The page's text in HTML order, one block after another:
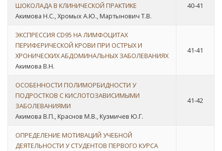
ШОКОЛАДА В КЛИНИЧЕСКОЙ ПРАКТИКЕ
Акимова Н.С., Хромых А.Ю., Мартынович Т.В.
40-41
ЭКСПРЕССИЯ CD95 НА ЛИМФОЦИТАХ
ПЕРИФЕРИЧЕСКОЙ КРОВИ ПРИ ОСТРЫХ И
ХРОНИЧЕСКИХ АБДОМИНАЛЬНЫХ ЗАБОЛЕВАНИЯХ
Акимова В.Н.
41-41
ОСОБЕННОСТИ ПОЛИМОРБИДНОСТИ У
ПОДРОСТКОВ С КИСЛОТОЗАВИСИМЫМИ
ЗАБОЛЕВАНИЯМИ
Акимова В.П., Краснов М.В., Кузмичев Ю.Г.
41-42
ОПРЕДЕЛЕНИЕ МОТИВАЦИЙ УЧЕБНОЙ
ДЕЯТЕЛЬНОСТИ У СТУДЕНТОВ ПЕРВОГО КУРСА